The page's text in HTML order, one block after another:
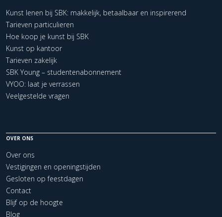
Kunst lenen bij SBK: makkelijk, betaalbaar en inspirerend
Tarieven particulieren
Hoe koop je kunst bij SBK
Kunst op kantoor
Tarieven zakelijk
SBK Young – studentenabonnement
VYOO: laat je verrassen
Veelgestelde vragen
OVER ONS
Over ons
Vestigingen en openingstijden
Gesloten op feestdagen
Contact
Blijf op de hoogte
Blog